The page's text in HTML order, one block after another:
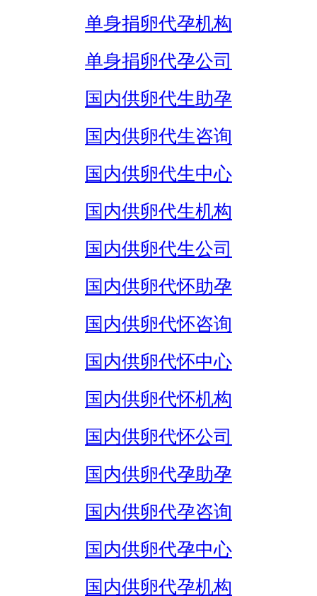
单身捐卵代孕机构
单身捐卵代孕公司
国内供卵代生助孕
国内供卵代生咨询
国内供卵代生中心
国内供卵代生机构
国内供卵代生公司
国内供卵代怀助孕
国内供卵代怀咨询
国内供卵代怀中心
国内供卵代怀机构
国内供卵代怀公司
国内供卵代孕助孕
国内供卵代孕咨询
国内供卵代孕中心
国内供卵代孕机构